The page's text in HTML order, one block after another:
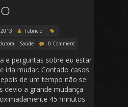
Fabricio
Saúde 0 Comment
e perguntas sobre eu estar
iria mudar. Contado casos
de um tempo não se
devio a grande mudança
45 minutos